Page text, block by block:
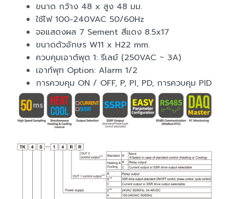
ขนาด กว้าง 48 x สูง 48 มม.
ใช้ไฟ 100-240VAC 50/60Hz
จอแสดงผล 7 Sement สีแดง 8.5x17
ขนาดตัวอักษร W11 x H22 mm.
ควบคุมเอาต์พุต 1: รีเลย์ (250VAC ~ 3A)
เอาท์พุท Option: Alarm 1/2
การควบคุม ON / OFF, P, PI, PD, การควบคุม PID